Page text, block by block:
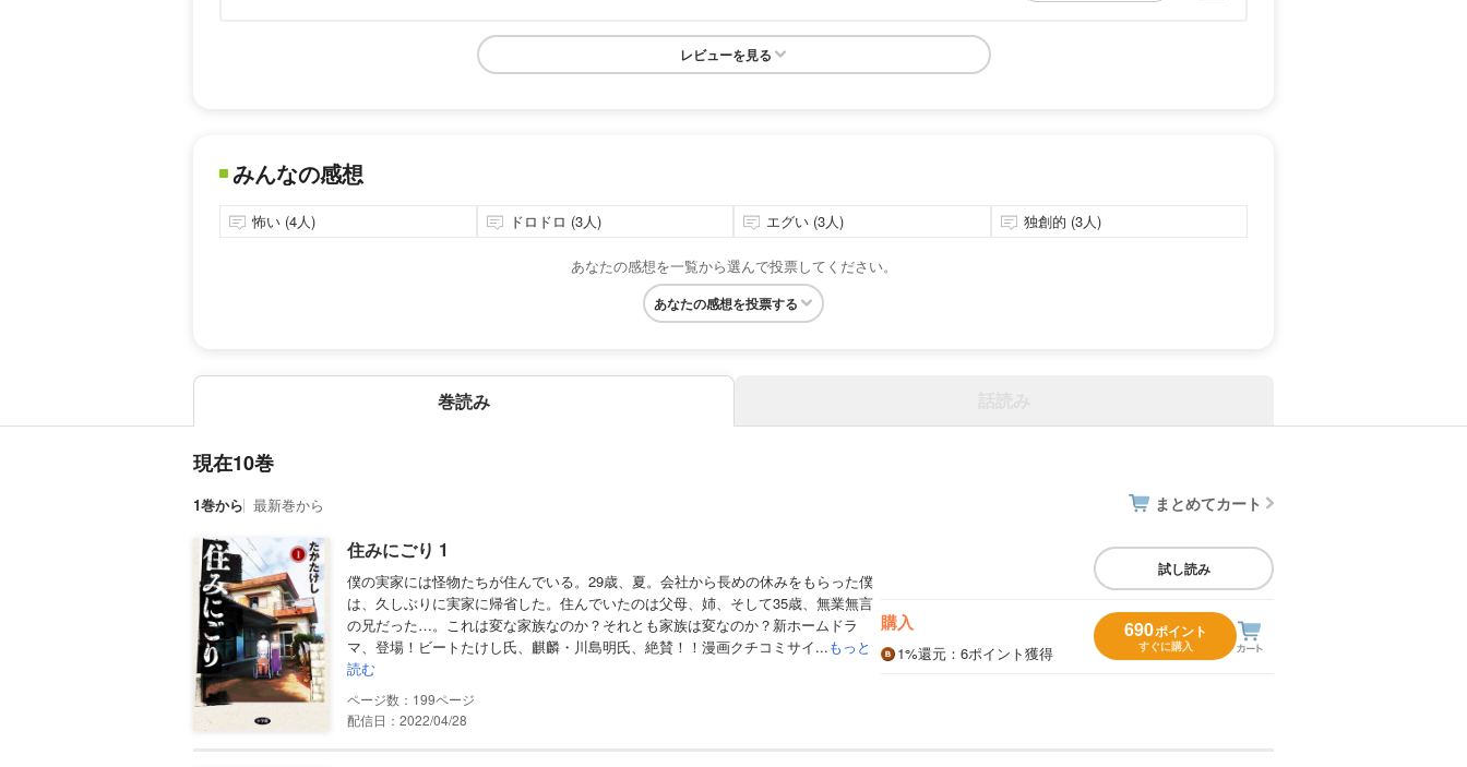
レビューを見る
みんなの感想
怖い (4人) ドロドロ (3人) エグい (3人) 独創的 (3人)
あなたの感想を一覧から選んで投票してください。
あなたの感想を投票する
巻読み
現在10巻
1巻から 最新巻から まとめてカート
住みにごり 1
僕の実家には怪物たちが住んでいる。29歳、夏。会社から長めの休みをもらった僕
は、久しぶりに実家に帰省した。住んでいたのは父母、姉、そして35歳、無業無言
の兄だった…。これは変な家族なのか？それとも家族は変なのか？新ホームドラ
マ、登場！ビートたけし氏、麒麟・川島明氏、絶賛！！漫画クチコミサイ...もっと
読む
199
配信日：2022/04/28
試し読み
購入
1%還元 ：6ポイント獲得
690ポイント
すぐに購入